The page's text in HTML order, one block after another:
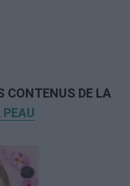
CONTENUS DE LA
PEAU